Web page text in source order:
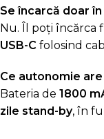
Se încarcă doar
Nu. Îl poți încărca
USB-C folosind
Ce autonomie
Bateria de 1800
zile stand-by, în